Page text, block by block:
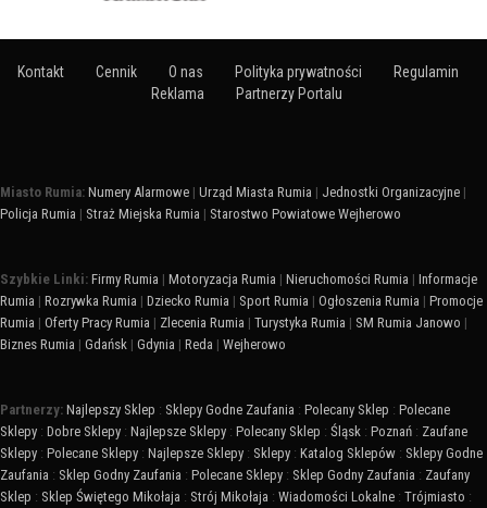
Kontakt Cennik O nas Polityka prywatności
Regulamin
Reklama
Partnerzy Portalu
Miasto Rumia: Numery Alarmowe | Urząd Miasta Rumia | Jednostki Organizacyjne |
Policja Rumia | Straż Miejska Rumia | Starostwo Powiatowe Wejherowo
Szybkie Linki: Firmy Rumia | Motoryzacja Rumia | Nieruchomości Rumia | Informacje
Rumia | Rozrywka Rumia | Dziecko Rumia | Sport Rumia | Ogłoszenia Rumia | Promocje
Rumia | Oferty Pracy Rumia | Zlecenia Rumia | Turystyka Rumia | SM Rumia Janowo |
Biznes Rumia | Gdańsk | Gdynia | Reda | Wejherowo
Partnerzy: Najlepszy Sklep : Sklepy Godne Zaufania : Polecany Sklep : Polecane
Sklepy : Dobre Sklepy : Najlepsze Sklepy : Polecany Sklep : Śląsk : Poznań : Zaufane
Sklepy : Polecane Sklepy : Najlepsze Sklepy : Sklepy : Katalog Sklepów : Sklepy Godne
Zaufania : Sklep Godny Zaufania : Polecane Sklepy : Sklep Godny Zaufania : Zaufany
Sklep : Sklep Świętego Mikołaja : Strój Mikołaja : Wiadomości Lokalne : Trójmiasto :